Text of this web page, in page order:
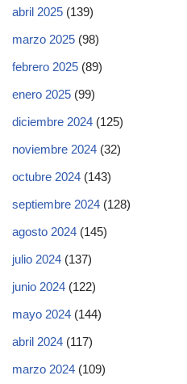
abril 2025 (139)
marzo 2025 (98)
febrero 2025 (89)
enero 2025 (99)
diciembre 2024 (125)
noviembre 2024 (32)
octubre 2024 (143)
septiembre 2024 (128)
agosto 2024 (145)
julio 2024 (137)
junio 2024 (122)
mayo 2024 (144)
abril 2024 (117)
marzo 2024 (109)